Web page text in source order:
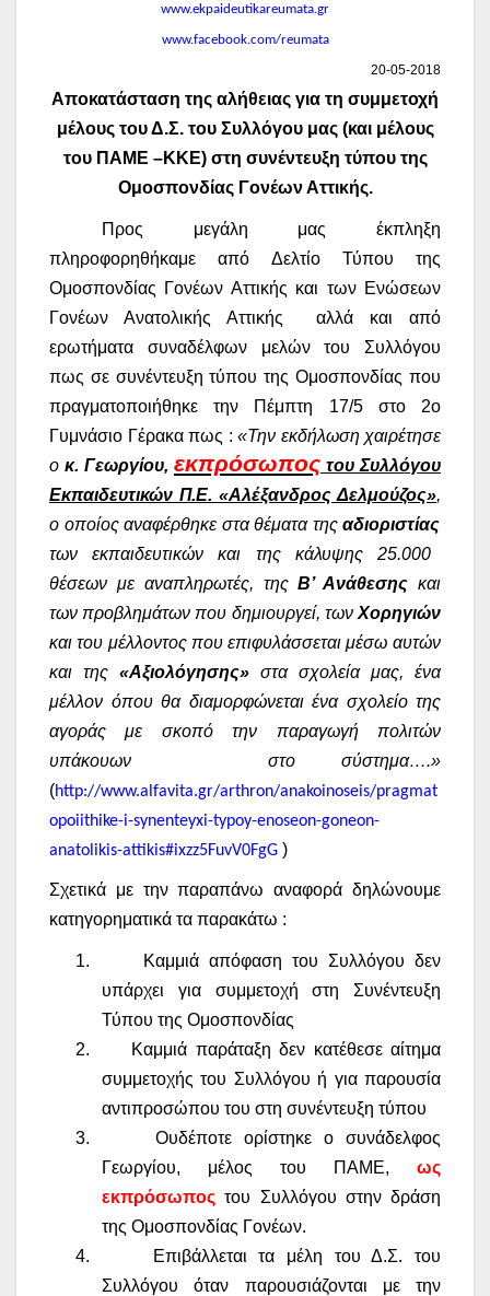
www.ekpaideutikareumata.gr
www.facebook.com/reumata
20-05-2018
Αποκατάσταση της αλήθειας για τη συμμετοχή
μέλους του Δ.Σ. του Συλλόγου μας (και μέλους
του ΠΑΜΕ –ΚΚΕ) στη συνέντευξη τύπου της
Ομοσπονδίας Γονέων Αττικής.
Προς μεγάλη μας έκπληξη
πληροφορηθήκαμε από Δελτίο Τύπου της
Ομοσπονδίας Γονέων Αττικής και των Ενώσεων
Γονέων Ανατολικής Αττικής
αλλά και από
ερωτήματα συναδέλφων μελών του Συλλόγου
πως σε συνέντευξη τύπου της Ομοσπονδίας που
πραγματοποιήθηκε την Πέμπτη 17/5 στο 2ο
Γυμνάσιο Γέρακα πως : «Την εκδήλωση χαιρέτησε
ο κ. Γεωργίου, εκπρόσωπος του Συλλόγου
Εκπαιδευτικών Π.Ε. «Αλέξανδρος Δελμούζος»,
ο οποίος αναφέρθηκε στα θέματα τηςαδιοριστίας
των εκπαιδευτικών και της κάλυψης 25.000
θέσεων με αναπληρωτές, τηςΒ’ Ανάθεσης και
των προβλημάτων που δημιουργεί, των Χορηγιών
και του μέλλοντος που επιφυλάσσεται μέσω αυτών
και της «Αξιολόγησης» στα σχολεία μας, ένα
μέλλον όπου θα διαμορφώνεται ένα σχολείο της
αγοράς με σκοπό την παραγωγή πολιτών
υπάκουων
στο σύστημα….»
(http://www.alfavita.gr/arthron/anakoinoseis/pragmat
opoiithike-i-synenteyxi-typoy-enoseon-goneon-
anatolikis-attikis#ixzz5FuvV0FgG )
Σχετικά με την παραπάνω αναφορά δηλώνουμε
κατηγορηματικά τα παρακάτω :
1.
Καμμιά απόφαση του Συλλόγου δεν
υπάρχει για συμμετοχή στη Συνέντευξη
Τύπου της Ομοσπονδίας
2.
Καμμιά παράταξη δεν κατέθεσε αίτημα
συμμετοχής του Συλλόγου ή για παρουσία
αντιπροσώπου του στη συνέντευξη τύπου
3.
Ουδέποτε ορίστηκε ο συνάδελφος
Γεωργίου, μέλος του ΠΑΜΕ, ως
εκπρόσωπος του Συλλόγου στην δράση
της Ομοσπονδίας Γονέων.
4.
Επιβάλλεται τα μέλη του Δ.Σ. του
Συλλόγου όταν παρουσιάζονται με την